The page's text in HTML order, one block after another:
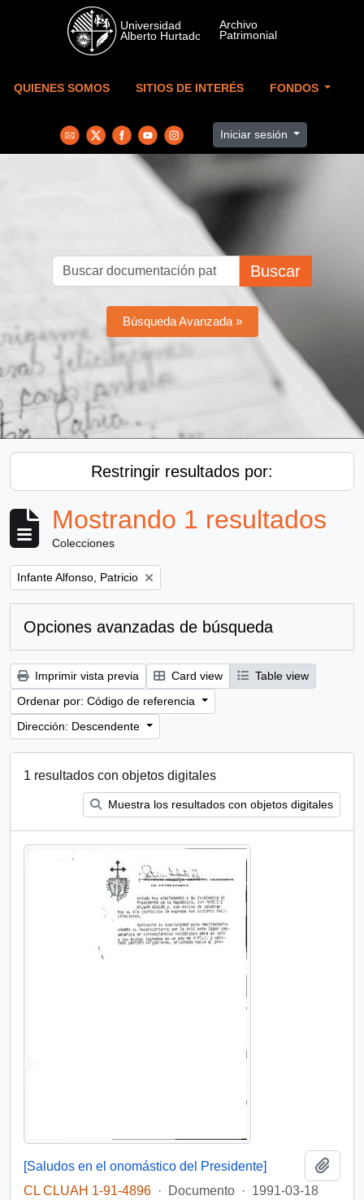
Skip to main content
QUIENES SOMOS SITIOS DE INTERÉS FONDOS
Iniciar sesión
Buscar
Búsqueda Avanzada »
Restringir resultados por:
Mostrando 1 resultados
Colecciones
Remove filter:
Infante Alfonso, Patricio
Opciones avanzadas de búsqueda
Imprimir vista previa Card view
Table view
Ordenar por: Código de referencia
Dirección: Descendente
1 resultados con objetos digitales
Muestra los resultados con objetos digitales
[Saludos en el onomástico del Presidente]
CL CLUAH 1-91-4896 · Documento · 1991-03-18